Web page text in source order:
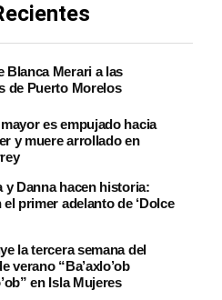
Blanca Merari a las
de Puerto Morelos
es empujado hacia
y muere arrollado en
y Danna hacen historia:
el primer adelanto de ‘Dolce
la tercera semana del
verano “Ba’axlo’ob
en Isla Mujeres